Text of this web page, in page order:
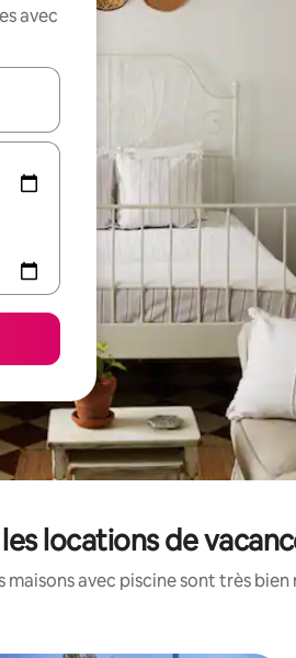
avec
vers le haut et vers le bas pour les
locations de
maisons avec piscine sont très